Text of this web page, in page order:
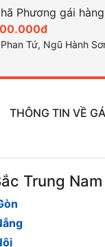
Phan Tứ, Ngũ Hành Sơn,
THÔNG TIN VỀ
Trung Nam